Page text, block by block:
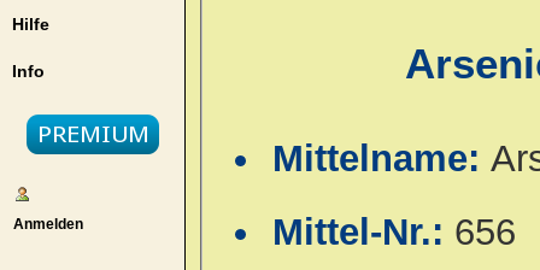
Hilfe
Info
Anmelden
Mittelname:
Mittel-Nr.: 656